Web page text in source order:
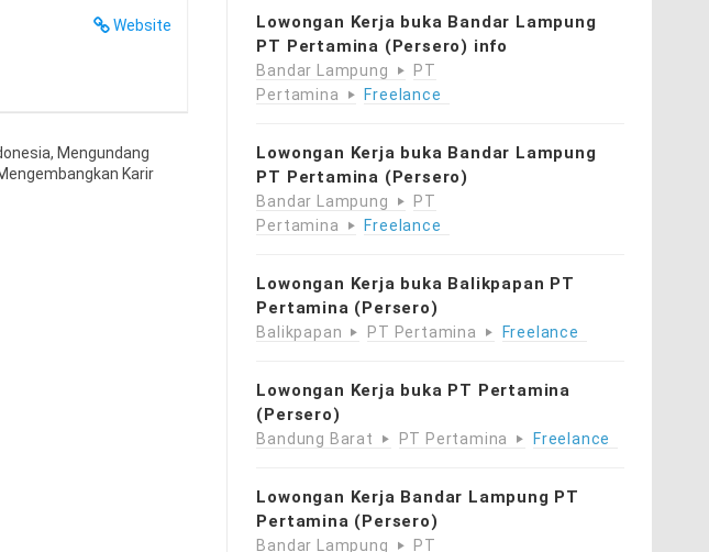
Website
Mengundang
Karir
Lowongan Kerja buka Bandar Lampung
PT Pertamina (Persero) info
Bandar Lampung
PT
Pertamina
Freelance
Lowongan Kerja buka Bandar Lampung
PT Pertamina (Persero)
Bandar Lampung
PT
Pertamina
Freelance
Lowongan Kerja buka Balikpapan PT
Pertamina (Persero)
Balikpapan PT Pertamina Freelance
Lowongan Kerja buka PT Pertamina
(Persero)
Bandung Barat PT Pertamina Freelance
Lowongan Kerja Bandar Lampung PT
Pertamina (Persero)
Bandar Lampung
PT